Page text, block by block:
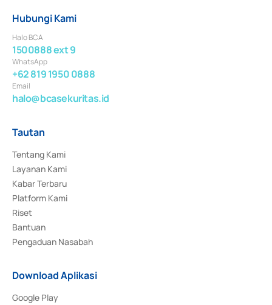
Hubungi Kami
Halo BCA
1500888 ext 9
WhatsApp
+62 819 1950 0888
Email
halo@bcasekuritas.id
Tautan
Tentang Kami
Layanan Kami
Kabar Terbaru
Platform Kami
Riset
Bantuan
Pengaduan Nasabah
Download Aplikasi
Google Play